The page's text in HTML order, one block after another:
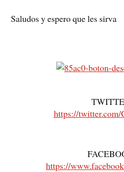
Saludos y espero que les sirva
https://twitter.com/
https://